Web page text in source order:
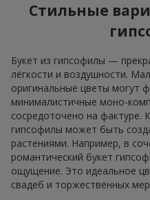
Стильные
Букет из гипсофилы —
лёгкости и воздушности.
оригинальные цветы могут
минималистичные моно-
сосредоточено на фактуре.
гипсофилы может быть
растениями. Например, в
романтический букет
ощущение. Это идеальное
свадеб и торжественных